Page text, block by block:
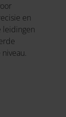
en
leidingen